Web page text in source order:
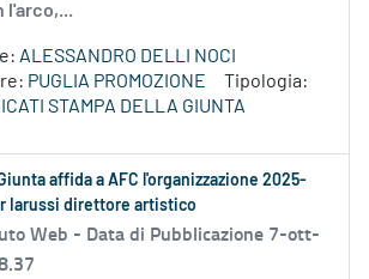
l'arco,...
ALESSANDRO DELLI NOCI
PUGLIA PROMOZIONE
Tipologia:
STAMPA DELLA GIUNTA
affida a AFC l'organizzazione 2025-
Iarussi direttore artistico
Web - Data di Pubblicazione 7-ott-